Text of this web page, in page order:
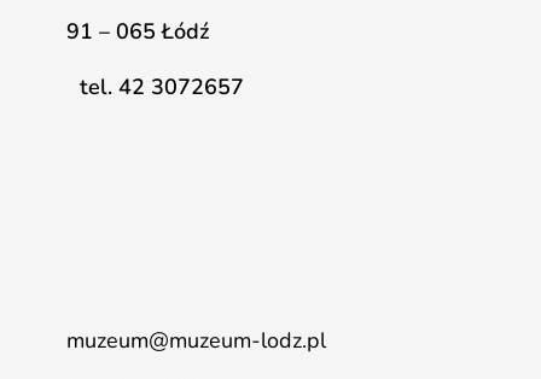
91 – 065 Łódź
tel. 42 3072657
muzeum@muzeum-lodz.pl